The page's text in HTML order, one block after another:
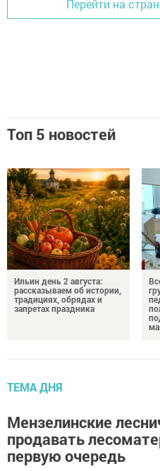
Перейти на
Топ 5 новостей
Ильин день 2 августа:
рассказываем об истории,
традициях, обрядах и
запретах праздника
ТЕМА ДНЯ
Мензелинские
продавать
первую очередь